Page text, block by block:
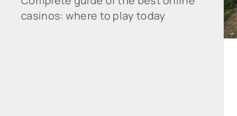
casinos: where to play today